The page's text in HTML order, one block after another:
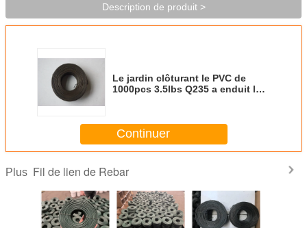
Description de produit >
Le jardin clôturant le PVC de
1000pcs 3.5lbs Q235 a enduit le
Continuer
Plus Fil de lien de Rebar